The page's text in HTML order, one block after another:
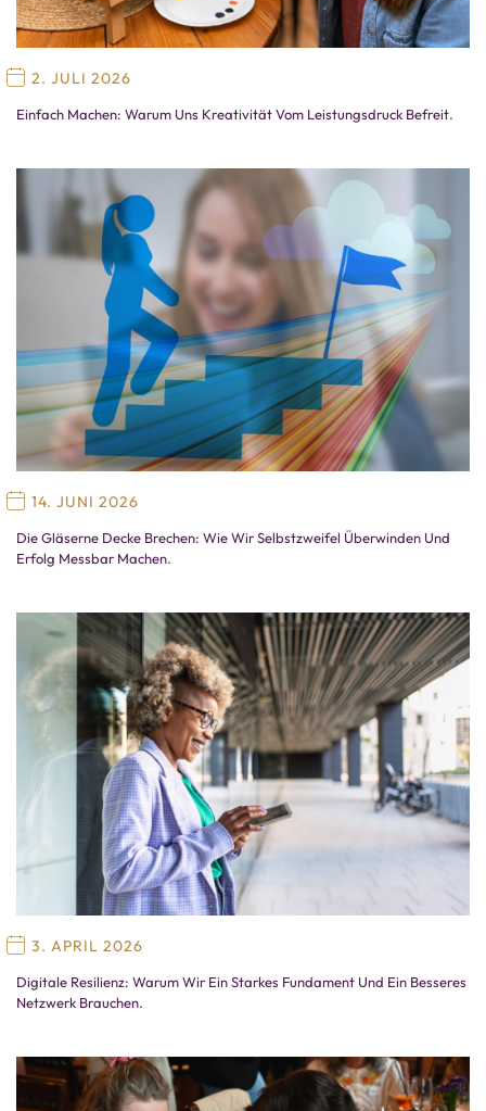
2. JULI 2026
Einfach Machen: Warum Uns Kreativität Vom Leistungsdruck Befreit.
14. JUNI 2026
Die Gläserne Decke Brechen: Wie Wir Selbstzweifel Überwinden Und
Erfolg Messbar Machen.
3. APRIL 2026
Digitale Resilienz: Warum Wir Ein Starkes Fundament Und Ein Besseres
Netzwerk Brauchen.